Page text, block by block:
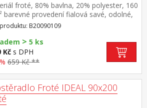
froté, 80% bavlna, 20% polyester, 160
barevné provedení fialová savé, odolné,
obšito gumou pro matrace do
25 cm pratelné do 40 °C
B20090109
> 5 ks
Kč s DPH
659 Kč **
Froté IDEAL 90x200